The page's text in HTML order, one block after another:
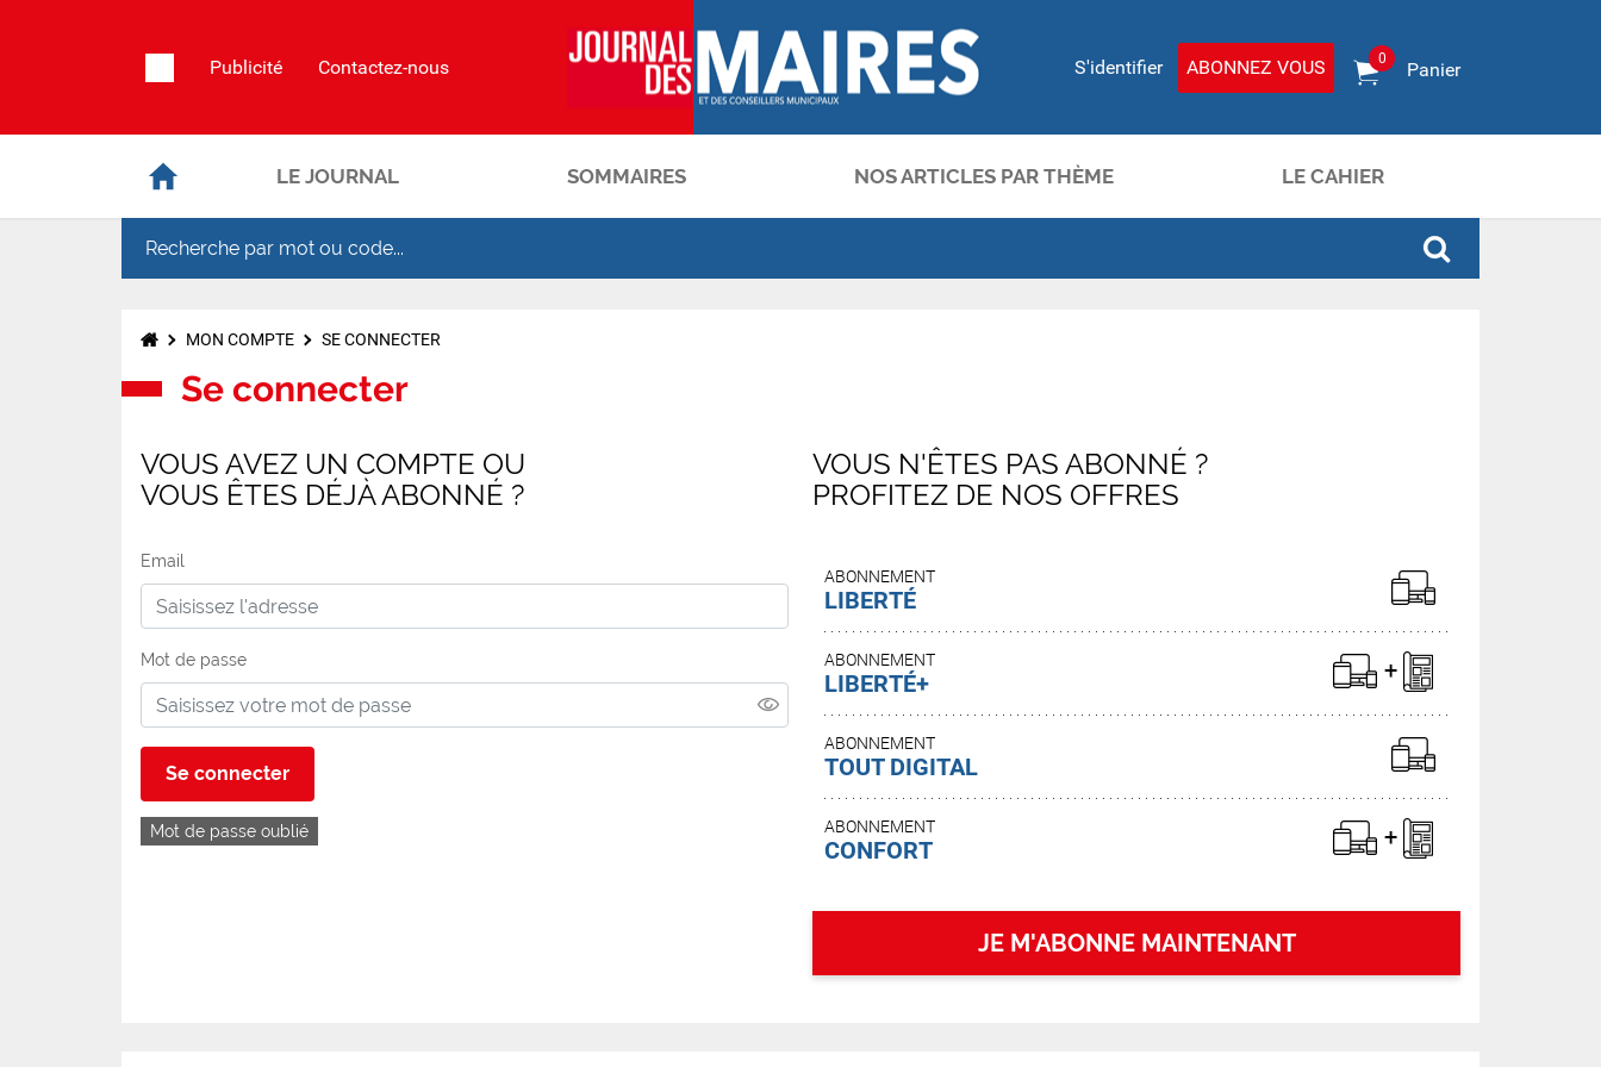
Publicité Contactez-nous S'identifier ABONNEZ VOUS Panier
0
LE JOURNAL SOMMAIRES NOS ARTICLES PAR THÈME LE CAHIER
MON COMPTE SE CONNECTER
Se connecter
VOUS AVEZ UN COMPTE OU
VOUS ÊTES DÉJÀ ABONNÉ ?
Email
Mot de passe
Se connecter
Mot de passe oublié
VOUS N'ÊTES PAS ABONNÉ ?
PROFITEZ DE NOS OFFRES
ABONNEMENT
LIBERTÉ
ABONNEMENT
LIBERTÉ+
ABONNEMENT
TOUT DIGITAL
ABONNEMENT
CONFORT
JE M'ABONNE MAINTENANT